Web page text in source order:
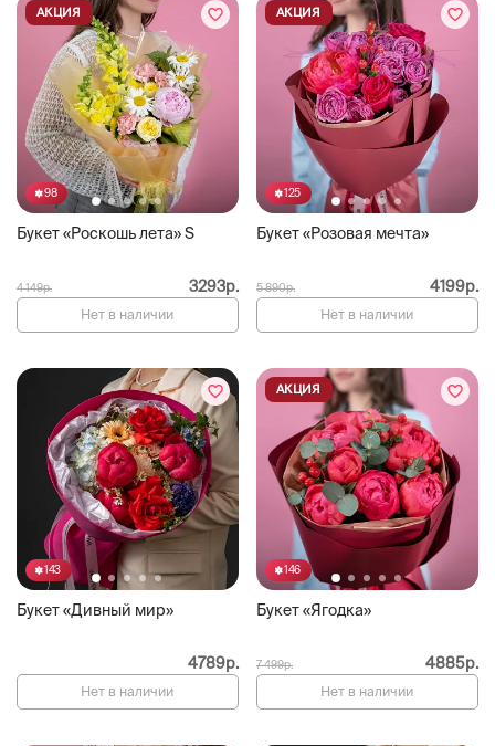
98
Букет «Роскошь лета» S
АКЦИЯ
4 149р. 3293р.
Нет в наличии
125
Букет «Розовая мечта»
АКЦИЯ
5 890р. 4199р.
Нет в наличии
143
Букет «Дивный мир»
4789р.
Нет в наличии
146
Букет «Ягодка»
АКЦИЯ
7 499р. 4885р.
Нет в наличии